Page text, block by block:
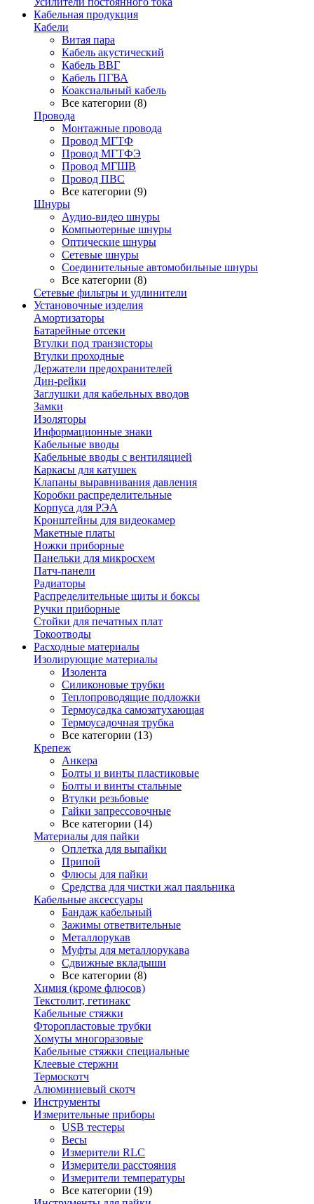
Кабельная продукция
Кабели
Витая пара
Кабель акустический
Кабель ВВГ
Кабель ПГВА
Коаксиальный кабель
Все категории (8)
Провода
Монтажные провода
Провод МГТФ
Провод МГТФЭ
Провод МГШВ
Провод ПВС
Все категории (9)
Шнуры
Аудио-видео шнуры
Компьютерные шнуры
Оптические шнуры
Сетевые шнуры
Соединительные автомобильные шнуры
Все категории (8)
Сетевые фильтры и удлинители
Установочные изделия
Амортизаторы
Батарейные отсеки
Втулки под транзисторы
Втулки проходные
Держатели предохранителей
Дин-рейки
Заглушки для кабельных вводов
Замки
Изоляторы
Информационные знаки
Кабельные вводы
Кабельные вводы с вентиляцией
Каркасы для катушек
Клапаны выравнивания давления
Коробки распределительные
Корпуса для РЭА
Кронштейны для видеокамер
Макетные платы
Ножки приборные
Панельки для микросхем
Патч-панели
Радиаторы
Распределительные щиты и боксы
Ручки приборные
Стойки для печатных плат
Токоотводы
Расходные материалы
Изолирующие материалы
Изолента
Силиконовые трубки
Теплопроводящие подложки
Термоусадка самозатухающая
Термоусадочная трубка
Все категории (13)
Крепеж
Анкера
Болты и винты пластиковые
Болты и винты стальные
Втулки резьбовые
Гайки запрессовочные
Все категории (14)
Материалы для пайки
Оплетка для выпайки
Припой
Флюсы для пайки
Средства для чистки жал паяльника
Кабельные аксессуары
Бандаж кабельный
Зажимы ответвительные
Металлорукав
Муфты для металлорукава
Сдвижные вкладыши
Все категории (8)
Химия (кроме флюсов)
Текстолит, гетинакс
Кабельные стяжки
Фторопластовые трубки
Хомуты многоразовые
Кабельные стяжки специальные
Клеевые стержни
Термоскотч
Алюминиевый скотч
Инструменты
Измерительные приборы
USB тестеры
Весы
Измерители RLC
Измерители расстояния
Измерители температуры
Все категории (19)